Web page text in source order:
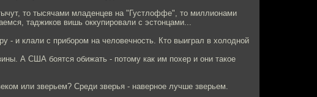
то тысячами младенцев на "Густлоффе", то миллионами
таджиков вишь оккупировали с эстонцами...
- и клали с прибором на человечность. Кто выиграл в холодной
А США боятся обижать - потому как им похер и они такое
или зверьем? Среди зверья - наверное лучше зверьем.